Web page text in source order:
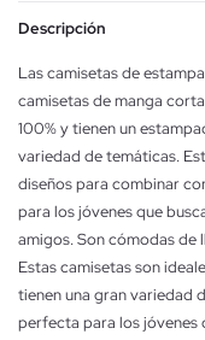
Descripción
Las camisetas de
camisetas de manga
100% y tienen un
variedad de temáticas.
diseños para combinar
para los jóvenes que
amigos. Son cómodas de
Estas camisetas son
tienen una gran variedad
perfecta para los jóvenes